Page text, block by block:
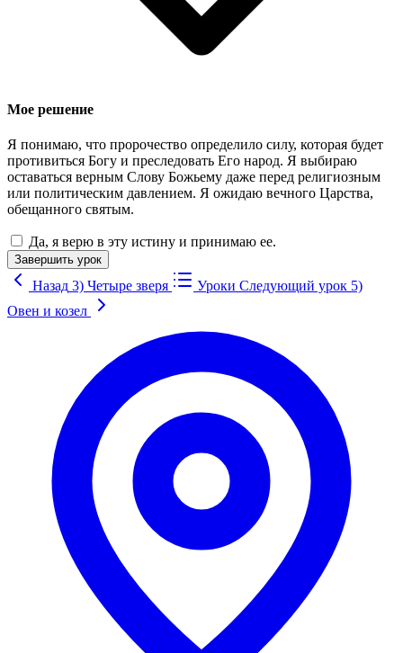
Мое решение
Я понимаю, что пророчество определило силу, которая будет
противиться Богу и преследовать Его народ. Я выбираю
оставаться верным Слову Божьему даже перед религиозным
или политическим давлением. Я ожидаю вечного Царства,
обещанного святым.
Да, я верю в эту истину и принимаю ее.
Завершить урок
Назад 3) Четыре зверя Уроки Следующий урок 5)
Овен и козел